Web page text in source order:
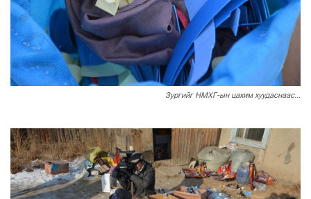
Зургийг НМХГ-ын цахим хуудаснаас...